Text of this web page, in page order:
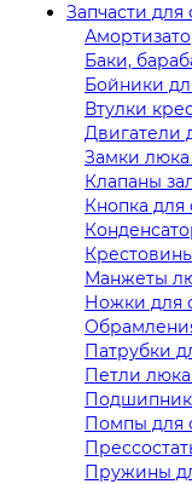
Запчасти
Баки,
Бойники
Втулки
Двигатели
Замки
Клапаны
Кнопка
Манжеты
Ножки для
Патрубки
Петли
Помпы для
Пружины